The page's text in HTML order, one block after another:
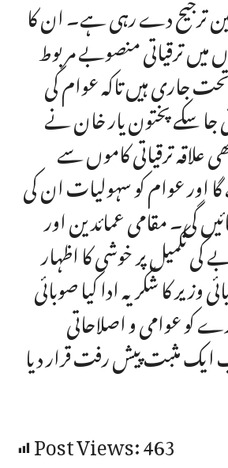
ترجیح دے رہی ہے۔ ان کا
میں ترقیاتی منصوبے مربوط
جاری ہیں تاکہ عوام کی
جا سکے پختون یار خان نے
علاقہ ترقیاتی کاموں سے
اور عوام کو سہولیات ان کی
گی۔ مقامی عمائدین اور
تکمیل پر خوشی کا اظہار
کا شکریہ ادا کیا صوبائی
عوامی و اصلاحاتی
ایک مثبت پیش رفت قرار دیا
Post Views:463